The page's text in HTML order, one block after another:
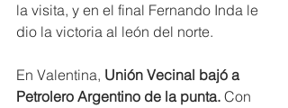
la visita, y en el final Fernando Inda le
dio la victoria al león del norte.
En Valentina, Unión Vecinal bajó a
Petrolero Argentino de la punta. Con